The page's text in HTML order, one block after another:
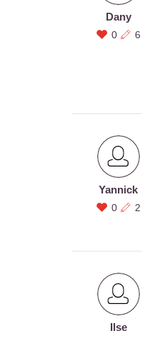
Dany
0 6
Yannick
0 2
Ilse